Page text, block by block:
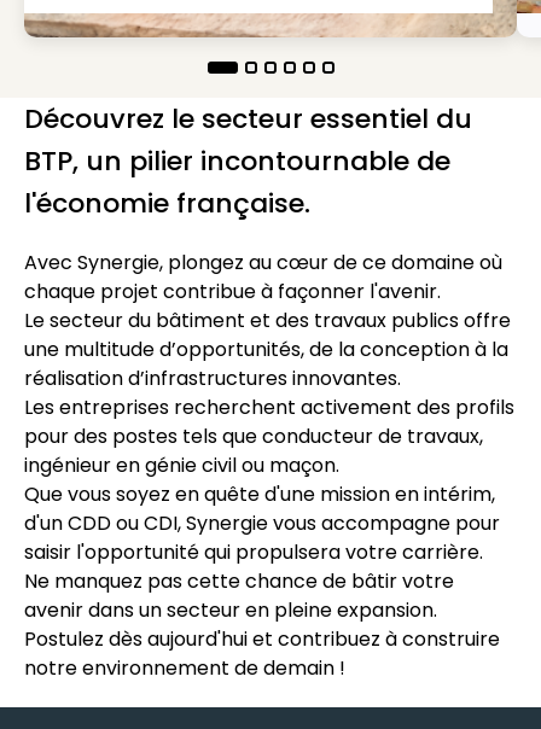
Découvrez le secteur essentiel du
BTP, un pilier incontournable de
l'économie française.
Avec Synergie, plongez au cœur de ce domaine où
chaque projet contribue à façonner l'avenir.
Le secteur du bâtiment et des travaux publics offre
une multitude d’opportunités, de la conception à la
réalisation d’infrastructures innovantes.
Les entreprises recherchent activement des profils
pour des postes tels que conducteur de travaux,
ingénieur en génie civil ou maçon.
Que vous soyez en quête d'une mission en intérim,
d'un CDD ou CDI, Synergie vous accompagne pour
saisir l'opportunité qui propulsera votre carrière.
Ne manquez pas cette chance de bâtir votre
avenir dans un secteur en pleine expansion.
Postulez dès aujourd'hui et contribuez à construire
notre environnement de demain !